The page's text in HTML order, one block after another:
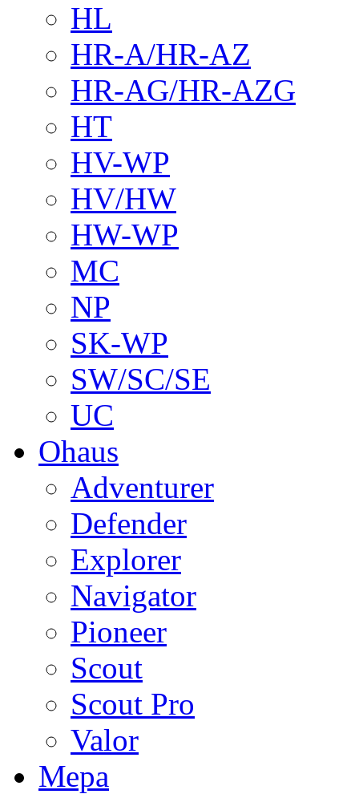
HL
HR-A/HR-AZ
HR-AG/HR-AZG
HT
HV-WP
HV/HW
HW-WP
MC
NP
SK-WP
SW/SC/SE
UC
Ohaus
Adventurer
Defender
Explorer
Navigator
Pioneer
Scout
Scout Pro
Valor
Мера